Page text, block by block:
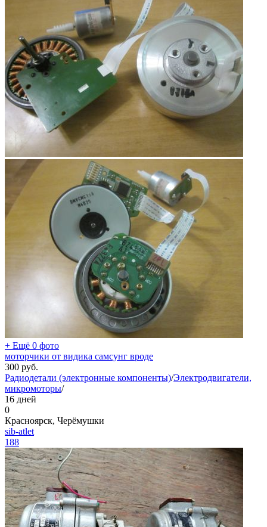
+ Ещё 0 фото
моторчики от видика самсунг вроде
300 руб.
Радиодетали (электронные компоненты)/Электродвигатели,
микромоторы/
16 дней
0
Красноярск, Черёмушки
sib-atlet
188